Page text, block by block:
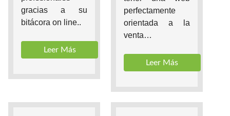
gracias a su
bitácora on line..
Leer Más
perfectamente
orientada a la
venta…
Leer Más